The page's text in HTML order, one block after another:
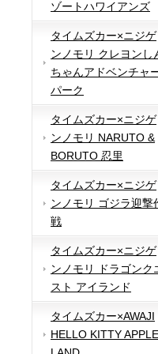
ゾートハワイアンズ
タイムズカー×ニジゲ
ンノモリ クレヨンし
ちゃんアドベンチャ
パーク
タイムズカー×ニジゲ
ンノモリ NARUTO &
BORUTO 忍里
タイムズカー×ニジゲ
ンノモリ ゴジラ迎撃
戦
タイムズカー×ニジゲ
ンノモリ ドラゴンク
スト アイランド
タイムズカー×AWAJI
HELLO KITTY APPLE